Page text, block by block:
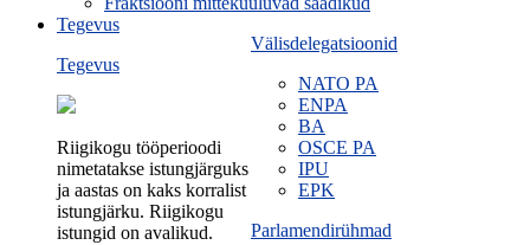
Välisdelegatsioonid
NATO PA
ENPA
BA
OSCE PA
IPU
EPK
Parlamendirühmad
Tegevus
Tegevus
Riigikogu tööperioodi
nimetatakse istungjärguks
ja aastas on kaks korralist
istungjärku. Riigikogu
istungid on avalikud.